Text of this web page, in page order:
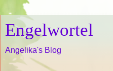
Engelwortel
Angelika's Blog